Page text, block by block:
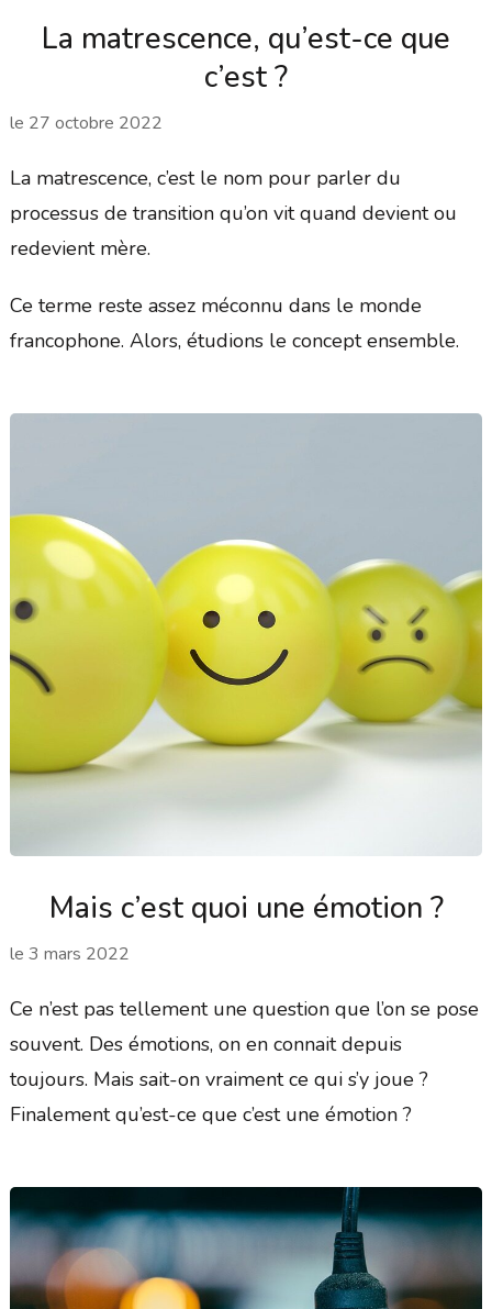
La matrescence, qu’est-ce que
c’est ?
le 27 octobre 2022
La matrescence, c’est le nom pour parler du
processus de transition qu’on vit quand devient ou
redevient mère.
Ce terme reste assez méconnu dans le monde
francophone. Alors, étudions le concept ensemble.
Mais c’est quoi une émotion ?
le 3 mars 2022
Ce n’est pas tellement une question que l’on se pose
souvent. Des émotions, on en connait depuis
toujours. Mais sait-on vraiment ce qui s’y joue ?
Finalement qu’est-ce que c’est une émotion ?